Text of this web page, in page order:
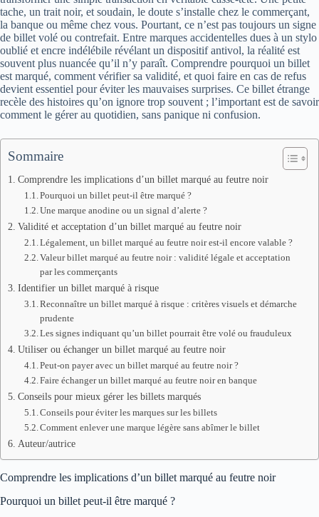
tache, un trait noir, et soudain, le doute s’installe chez le commerçant,
la banque ou même chez vous. Pourtant, ce n’est pas toujours un signe
de billet volé ou contrefait. Entre marques accidentelles dues à un stylo
oublié et encre indélébile révélant un dispositif antivol, la réalité est
souvent plus nuancée qu’il n’y paraît. Comprendre pourquoi un billet
est marqué, comment vérifier sa validité, et quoi faire en cas de refus
devient essentiel pour éviter les mauvaises surprises. Ce billet étrange
recèle des histoires qu’on ignore trop souvent ; l’important est de savoir
comment le gérer au quotidien, sans panique ni confusion.
Sommaire
Comprendre les implications d’un billet marqué au feutre noir
Pourquoi un billet peut-il être marqué ?
Une marque anodine ou un signal d’alerte ?
Validité et acceptation d’un billet marqué au feutre noir
Légalement, un billet marqué au feutre noir est-il encore valable ?
Valeur billet marqué au feutre noir : validité légale et acceptation
par les commerçants
Identifier un billet marqué à risque
Reconnaître un billet marqué à risque : critères visuels et démarche
prudente
Les signes indiquant qu’un billet pourrait être volé ou frauduleux
Utiliser ou échanger un billet marqué au feutre noir
Peut-on payer avec un billet marqué au feutre noir ?
Faire échanger un billet marqué au feutre noir en banque
Conseils pour mieux gérer les billets marqués
Conseils pour éviter les marques sur les billets
Comment enlever une marque légère sans abîmer le billet
Auteur/autrice
Comprendre les implications d’un billet marqué au feutre noir
Pourquoi un billet peut-il être marqué ?